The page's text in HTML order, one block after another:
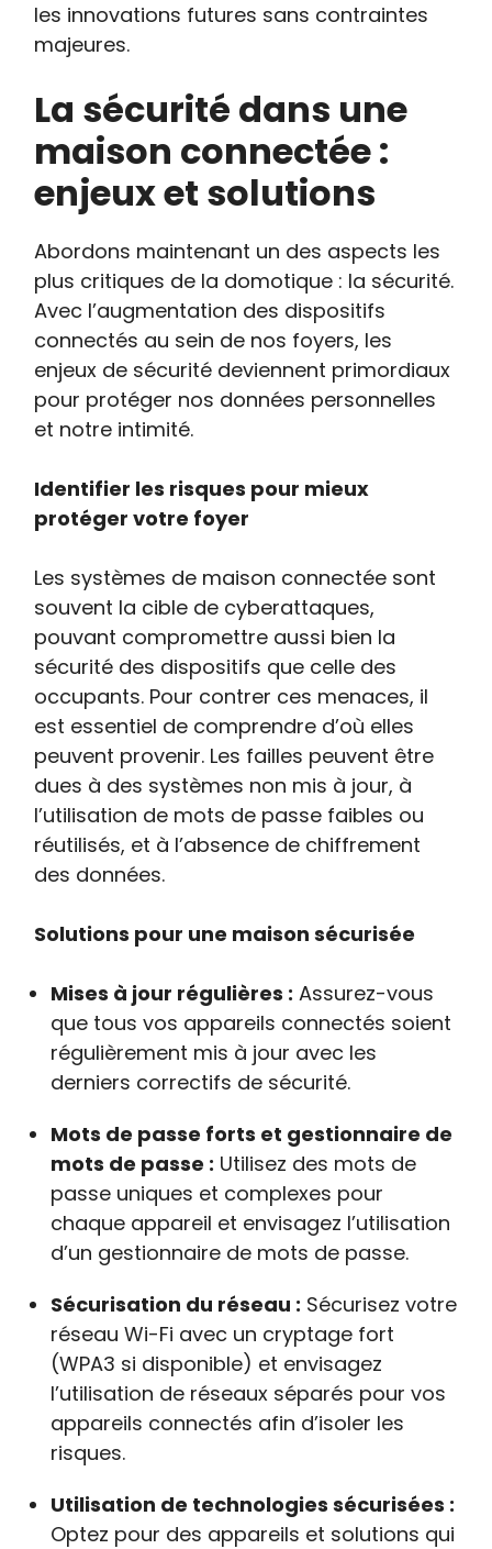
les innovations futures sans contraintes
majeures.
La sécurité dans une
maison connectée :
enjeux et solutions
Abordons maintenant un des aspects les
plus critiques de la domotique : la sécurité.
Avec l’augmentation des dispositifs
connectés au sein de nos foyers, les
enjeux de sécurité deviennent primordiaux
pour protéger nos données personnelles
et notre intimité.
Identifier les risques pour mieux
protéger votre foyer
Les systèmes de maison connectée sont
souvent la cible de cyberattaques,
pouvant compromettre aussi bien la
sécurité des dispositifs que celle des
occupants. Pour contrer ces menaces, il
est essentiel de comprendre d’où elles
peuvent provenir. Les failles peuvent être
dues à des systèmes non mis à jour, à
l’utilisation de mots de passe faibles ou
réutilisés, et à l’absence de chiffrement
des données.
Solutions pour une maison sécurisée
Mises à jour régulières : Assurez-vous
que tous vos appareils connectés soient
régulièrement mis à jour avec les
derniers correctifs de sécurité.
Mots de passe forts et gestionnaire de
mots de passe : Utilisez des mots de
passe uniques et complexes pour
chaque appareil et envisagez l’utilisation
d’un gestionnaire de mots de passe.
Sécurisation du réseau : Sécurisez votre
réseau Wi-Fi avec un cryptage fort
(WPA3 si disponible) et envisagez
l’utilisation de réseaux séparés pour vos
appareils connectés afin d’isoler les
risques.
Utilisation de technologies sécurisées :
Optez pour des appareils et solutions qui